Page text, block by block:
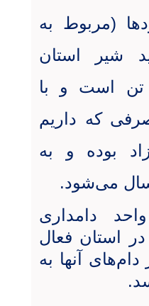
(مربوط به
تولید شیر استان
هزار تن است و با
که داریم
بوده و به
می‌شود.
واحد دامداری
استان فعال
آنها به